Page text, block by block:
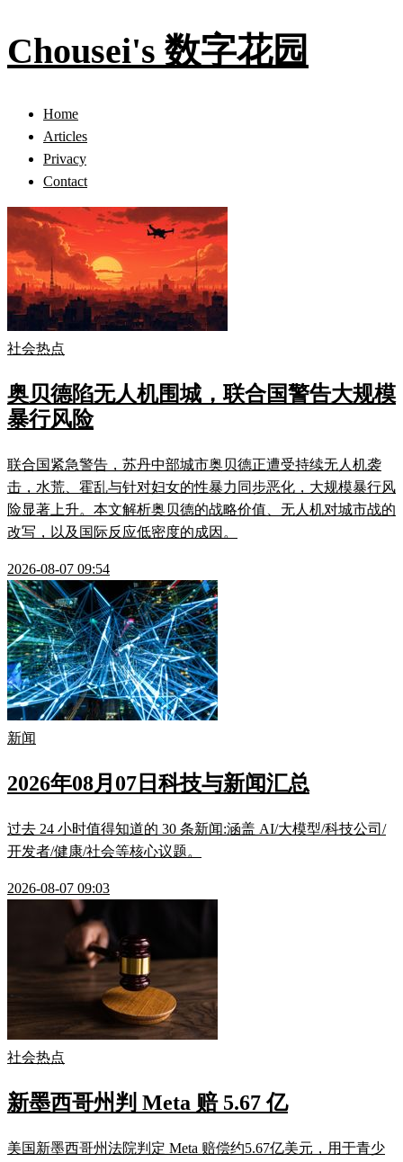
Chousei's 数字花园
Home
Articles
Privacy
Contact
社会热点
奥贝德陷无人机围城，联合国警告大规模
暴行风险
联合国紧急警告，苏丹中部城市奥贝德正遭受持续无人机袭
击，水荒、霍乱与针对妇女的性暴力同步恶化，大规模暴行风
险显著上升。本文解析奥贝德的战略价值、无人机对城市战的
改写，以及国际反应低密度的成因。
2026-08-07 09:54
新闻
2026年08月07日科技与新闻汇总
过去 24 小时值得知道的 30 条新闻:涵盖 AI/大模型/科技公司/
开发者/健康/社会等核心议题。
2026-08-07 09:03
社会热点
新墨西哥州判 Meta 赔 5.67 亿
美国新墨西哥州法院判定 Meta 赔偿约5.67亿美元，用于青少